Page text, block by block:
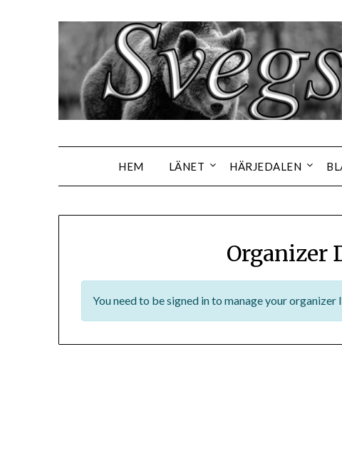
HEM LÄNET HÄRJEDALEN
Organizer
You need to be signed in to manage your organizer